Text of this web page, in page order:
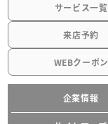
サービス一覧
来店予約
WEBクーポン
企業情報